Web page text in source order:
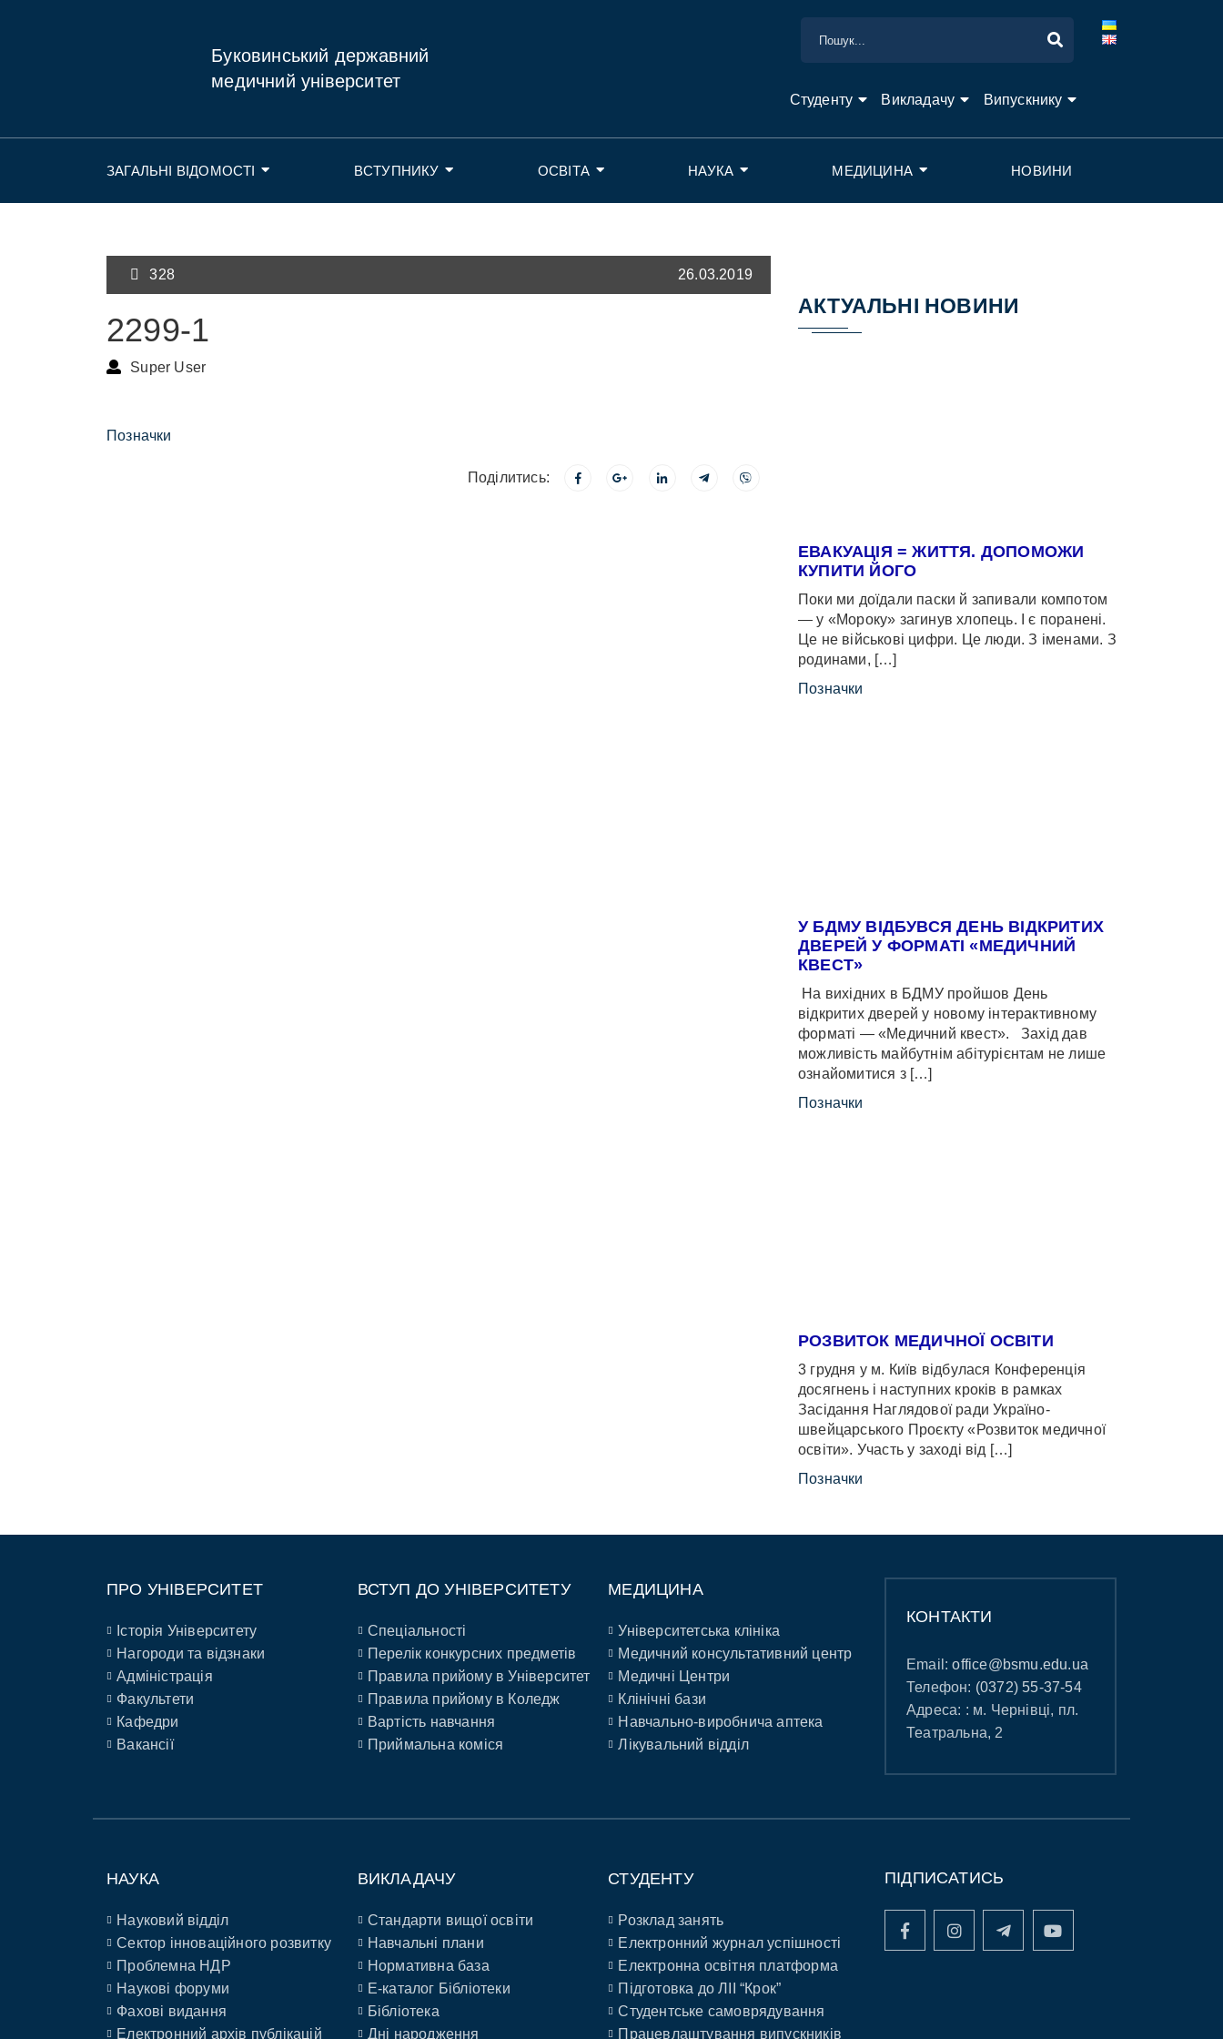
Буковинський державний
медичний університет
Студенту Викладачу Випускнику
ЗАГАЛЬНІ ВІДОМОСТІ ВСТУПНИКУ ОСВІТА НАУКА МЕДИЦИНА НОВИНИ
328 26.03.2019
2299-1
Super User
Позначки
Поділитись:
АКТУАЛЬНІ НОВИНИ
ЕВАКУАЦІЯ = ЖИТТЯ. ДОПОМОЖИ
КУПИТИ ЙОГО
Поки ми доїдали паски й запивали компотом
— у «Мороку» загинув хлопець. І є поранені.
Це не військові цифри. Це люди. З іменами. З
родинами, […]
Позначки
У БДМУ ВІДБУВСЯ ДЕНЬ ВІДКРИТИХ
ДВЕРЕЙ У ФОРМАТІ «МЕДИЧНИЙ
КВЕСТ»
На вихідних в БДМУ пройшов День
відкритих дверей у новому інтерактивному
форматі — «Медичний квест». Захід дав
можливість майбутнім абітурієнтам не лише
ознайомитися з […]
Позначки
РОЗВИТОК МЕДИЧНОЇ ОСВІТИ
3 грудня у м. Київ відбулася Конференція
досягнень і наступних кроків в рамках
Засідання Наглядової ради Україно-
швейцарського Проєкту «Розвиток медичної
освіти». Участь у заході від […]
Позначки
ПРО УНІВЕРСИТЕТ
Історія Університету
Нагороди та відзнаки
Адміністрація
Факультети
Кафедри
Вакансії
ВСТУП ДО УНІВЕРСИТЕТУ
Спеціальності
Перелік конкурсних предметів
Правила прийому в Університет
Правила прийому в Коледж
Вартість навчання
Приймальна коміся
МЕДИЦИНА
Університетська клініка
Медичний консультативний центр
Медичні Центри
Клінічні бази
Навчально-виробнича аптека
Лікувальний відділ
КОНТАКТИ
Email:office@bsmu.edu.ua
Телефон: (0372) 55-37-54
Адреса: : м. Чернівці, пл.
Театральна, 2
НАУКА
Науковий відділ
Сектор інноваційного розвитку
Проблемна НДР
Наукові форуми
Фахові видання
Електронний архів публікацій
ВИКЛАДАЧУ
Стандарти вищої освіти
Навчальні плани
Нормативна база
E-каталог Бібліотеки
Бібліотека
Дні народження
СТУДЕНТУ
Розклад занять
Електронний журнал успішності
Електронна освітня платформа
Підготовка до ЛІІ “Крок”
Студентське самоврядування
Працевлаштування випускників
ПІДПИСАТИСЬ